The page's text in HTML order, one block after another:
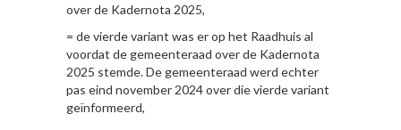
over de Kadernota 2025,
= de vierde variant was er op het Raadhuis al
voordat de gemeenteraad over de Kadernota
2025 stemde. De gemeenteraad werd echter
pas eind november 2024 over die vierde variant
geïnformeerd,